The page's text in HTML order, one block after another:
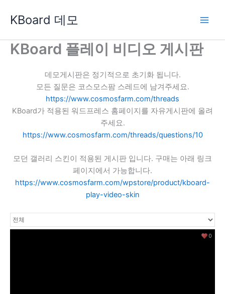
로
KBoard 데모
KBoard 플레이 비디오 게시판
데모게시판은 정기적으로 초기화 됩니다.
모든 질문은 코스모스팜 스레드에 남겨주세요.
https://www.cosmosfarm.com/threads
KBoard가 적용된 워드프레스 홈페이지를 자유게시판에 올려
주세요.
https://www.cosmosfarm.com/threads/questions/10
모던 갤러리 스킨이 적용된 게시판 입니다. 구매는 아래 링크
페이지에서 가능합니다.
https://www.cosmosfarm.com/wpstore/product/kboard-
play-video-skin
0